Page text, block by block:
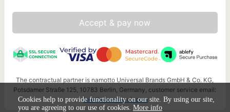
Accept & pay now
The contractual partner is namotto Universal Brands GmbH & Co. KG,
Potsdamer Straße 125, 10783 Berlin, Germany, customer service email:
info@namotto-ub.com
Cookies help to provide functionality on our site. By using our site,
you are agreeing to our use of cookies. More info